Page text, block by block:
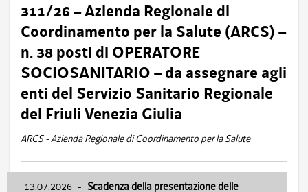
311/26 – Azienda Regionale di
Coordinamento per la Salute (ARCS) –
n. 38 posti di OPERATORE
SOCIOSANITARIO – da assegnare agli
enti del Servizio Sanitario Regionale
del Friuli Venezia Giulia
ARCS - Azienda Regionale di Coordinamento per la Salute
13.07.2026 - Scadenza della presentazione delle